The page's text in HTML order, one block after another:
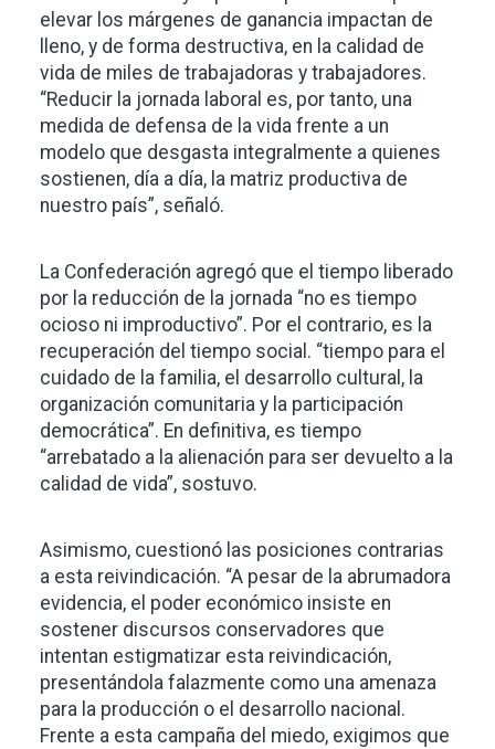
elevar los márgenes de ganancia impactan de
lleno, y de forma destructiva, en la calidad de
vida de miles de trabajadoras y trabajadores.
“Reducir la jornada laboral es, por tanto, una
medida de defensa de la vida frente a un
modelo que desgasta integralmente a quienes
sostienen, día a día, la matriz productiva de
nuestro país”, señaló.
La Confederación agregó que el tiempo liberado
por la reducción de la jornada “no es tiempo
ocioso ni improductivo”. Por el contrario, es la
recuperación del tiempo social. “tiempo para el
cuidado de la familia, el desarrollo cultural, la
organización comunitaria y la participación
democrática”. En definitiva, es tiempo
“arrebatado a la alienación para ser devuelto a la
calidad de vida”, sostuvo.
Asimismo, cuestionó las posiciones contrarias
a esta reivindicación. “A pesar de la abrumadora
evidencia, el poder económico insiste en
sostener discursos conservadores que
intentan estigmatizar esta reivindicación,
presentándola falazmente como una amenaza
para la producción o el desarrollo nacional.
Frente a esta campaña del miedo, exigimos que